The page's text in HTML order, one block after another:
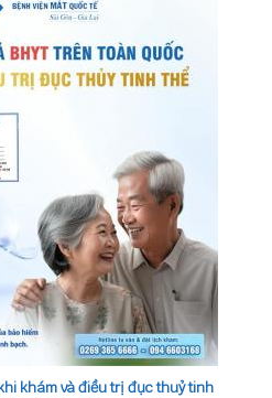
khám và điều trị đục thuỷ tinh